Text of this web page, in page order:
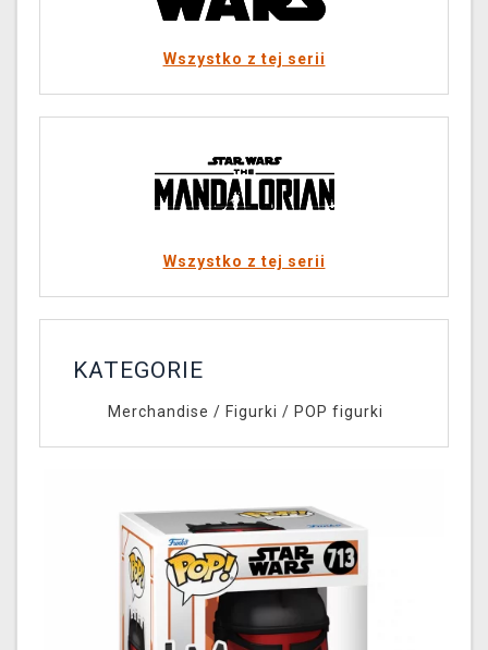
Wszystko z tej serii
Wszystko z tej serii
KATEGORIE
Merchandise / Figurki / POP figurki